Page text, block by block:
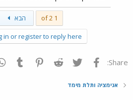
1 of 2 הבא
in or register to reply here.
Share: פייסבוק Twitter
Reddit
Pinterest
אנימציה ותלת מימד